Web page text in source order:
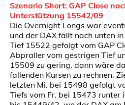
Szenario Short: GAP Close
Unterstützung 15542/09
Die Overnight Longs war
und der DAX fällt nach unten
Tief 15522 gefolgt vom GAP
Abpraller vom gestrigen Tief
15509 zu gering, dann wäre
fallenden Kursen zu rechnen.
letzten Mi. bei 15498 gefolgt
Tiefs vom Fr. bei 15473 runter